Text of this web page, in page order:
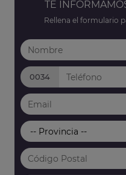
TE
Rellena el formulario
0034